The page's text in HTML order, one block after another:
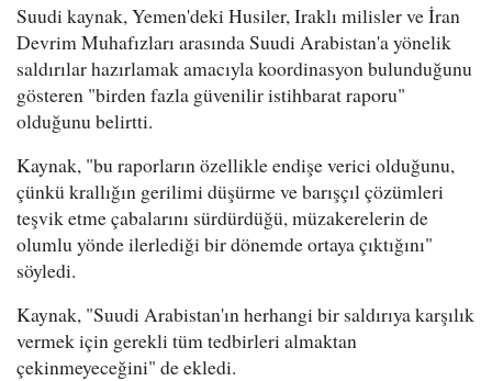
Suudi kaynak, Yemen'deki Husiler, Iraklı milisler ve İran
Devrim Muhafızları arasında Suudi Arabistan'a yönelik
saldırılar hazırlamak amacıyla koordinasyon bulunduğunu
gösteren "birden fazla güvenilir istihbarat raporu"
olduğunu belirtti.
Kaynak, "bu raporların özellikle endişe verici olduğunu,
çünkü krallığın gerilimi düşürme ve barışçıl çözümleri
teşvik etme çabalarını sürdürdüğü, müzakerelerin de
olumlu yönde ilerlediği bir dönemde ortaya çıktığını"
söyledi.
Kaynak, "Suudi Arabistan'ın herhangi bir saldırıya karşılık
vermek için gerekli tüm tedbirleri almaktan
çekinmeyeceğini" de ekledi.